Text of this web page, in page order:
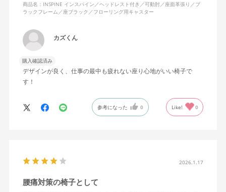
商品名：INSPINE インスパイン／ヘッドレスト付き／可動肘／座面革張り／ブ
ラックフレーム／座ブラック／フローリング用キャスター
カズくん
購入確認済み
デザインが良く、仕事の最中も疲れない座り心地がいい椅子で
す！
参考になった 0 Like! 0
2026.1.17
腰痛対策の椅子として